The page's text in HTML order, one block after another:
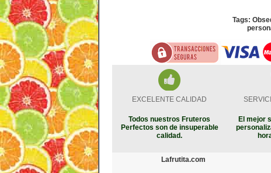
Tags:
EXCELENTE CALIDAD
Todos nuestros Fruteros
Perfectos son de insuperable
calidad.
El mejor
Lafrutita.com